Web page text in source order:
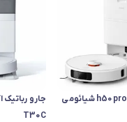
جارو
T30C